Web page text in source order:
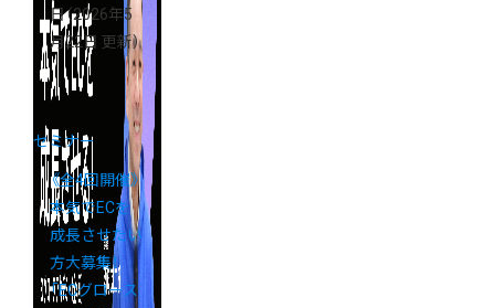
日（2026年5
月22日 更新）
セミナー
《全4回開催》
本気でECを
成長させたい
方大募集！
「ECグロース